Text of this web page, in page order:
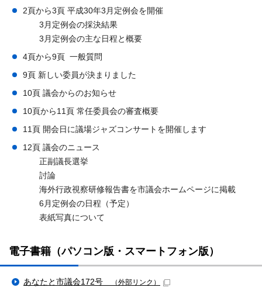
2頁から3頁 平成30年3月定例会を開催
3月定例会の採決結果
3月定例会の主な日程と概要
4頁から9頁 一般質問
9頁 新しい委員が決まりました
10頁 議会からのお知らせ
10頁から11頁 常任委員会の審査概要
11頁 開会日に議場ジャズコンサートを開催します
12頁 議会のニュース
正副議長選挙
討論
海外行政視察研修報告書を市議会ホームページに掲載
6月定例会の日程（予定）
表紙写真について
電子書籍（パソコン版・スマートフォン版）
あなたと市議会172号 （外部リンク）